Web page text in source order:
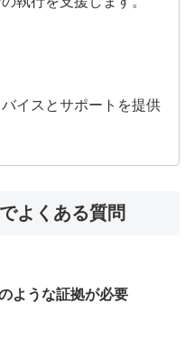
イスとサポートを提供
よくある質問
ような証拠が必要